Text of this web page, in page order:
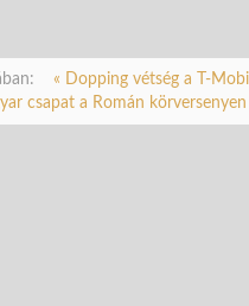
« Dopping vétség a T-
csapat a Román körversenyen